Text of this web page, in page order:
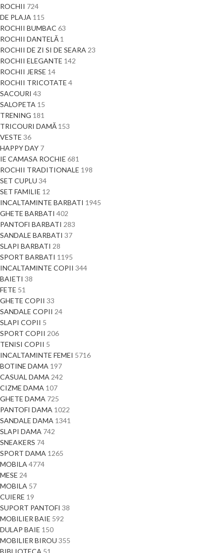
ROCHII 724
DE PLAJA 115
ROCHII BUMBAC 63
ROCHII DANTELĂ 1
ROCHII DE ZI SI DE SEARA 23
ROCHII ELEGANTE 142
ROCHII JERSE 14
ROCHII TRICOTATE 4
SACOURI 43
SALOPETA 15
TRENING 181
TRICOURI DAMĂ 153
VESTE 36
HAPPY DAY 7
IE CAMASA ROCHIE 681
ROCHII TRADITIONALE 198
SET CUPLU 34
SET FAMILIE 12
INCALTAMINTE BARBATI 1945
GHETE BARBATI 402
PANTOFI BARBATI 283
SANDALE BARBATI 37
SLAPI BARBATI 28
SPORT BARBATI 1195
INCALTAMINTE COPII 344
BAIETI 38
FETE 51
GHETE COPII 33
SANDALE COPII 24
SLAPI COPII 5
SPORT COPII 206
TENISI COPII 5
INCALTAMINTE FEMEI 5716
BOTINE DAMA 197
CASUAL DAMA 242
CIZME DAMA 107
GHETE DAMA 725
PANTOFI DAMA 1022
SANDALE DAMA 1341
SLAPI DAMA 742
SNEAKERS 74
SPORT DAMA 1265
MOBILA 4774
MESE 24
MOBILA 57
CUIERE 19
SUPORT PANTOFI 38
MOBILIER BAIE 592
DULAP BAIE 150
MOBILIER BIROU 355
BIBLIOTECA 51